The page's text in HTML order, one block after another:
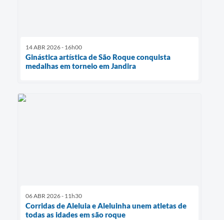
14 ABR 2026 - 16h00
Ginástica artística de São Roque conquista
medalhas em torneio em Jandira
06 ABR 2026 - 11h30
Corridas de Aleluia e Aleluinha unem atletas de
todas as idades em são roque